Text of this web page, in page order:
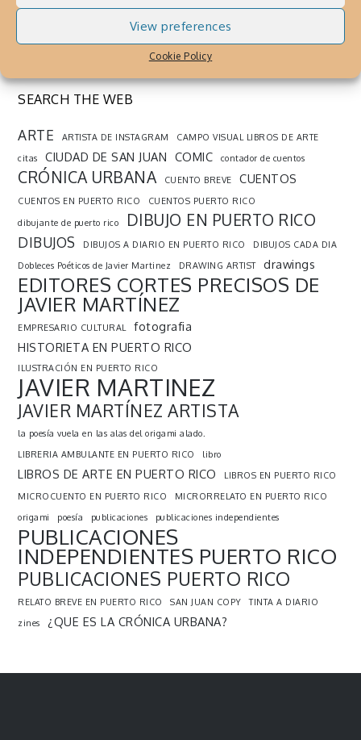
View preferences
Cookie Policy
espacios de la ciudad, fantasía, urbanismo,
fotografía y arte
SEARCH THE WEB
ARTE ARTISTA DE INSTAGRAM
CAMPO VISUAL LIBROS DE ARTE
citas
CIUDAD DE SAN JUAN COMIC contador de cuentos
CRÓNICA URBANA CUENTO BREVE CUENTOS
CUENTOS EN PUERTO RICO
CUENTOS PUERTO RICO
dibujante de puerto rico
DIBUJO EN PUERTO RICO
DIBUJOS DIBUJOS A DIARIO EN PUERTO RICO
DIBUJOS CADA DIA
Dobleces Poéticos de Javier Martinez
DRAWING ARTIST drawings
EDITORES CORTES PRECISOS DE
JAVIER MARTÍNEZ
EMPRESARIO CULTURAL
fotografia
HISTORIETA EN PUERTO RICO
ILUSTRACIÓN EN PUERTO RICO
JAVIER MARTINEZ
JAVIER MARTÍNEZ ARTISTA
la poesía vuela en las alas del origami alado.
LIBRERIA AMBULANTE EN PUERTO RICO
libro
LIBROS DE ARTE EN PUERTO RICO
LIBROS EN PUERTO RICO
MICROCUENTO EN PUERTO RICO
MICRORRELATO EN PUERTO RICO
origami
poesía publicaciones publicaciones independientes
PUBLICACIONES
INDEPENDIENTES PUERTO RICO
PUBLICACIONES PUERTO RICO
RELATO BREVE EN PUERTO RICO SAN JUAN COPY
TINTA A DIARIO
zines
¿QUE ES LA CRÓNICA URBANA?